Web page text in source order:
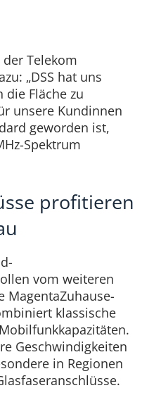
der Telekom
„DSS hat uns
die Fläche zu
unsere Kundinnen
geworden ist,
Spektrum
profitieren
vom weiteren
MagentaZuhause-
klassische
Geschwindigkeiten
in Regionen